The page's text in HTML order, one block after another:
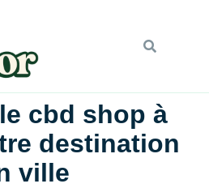
cbd shop à
destination
ville